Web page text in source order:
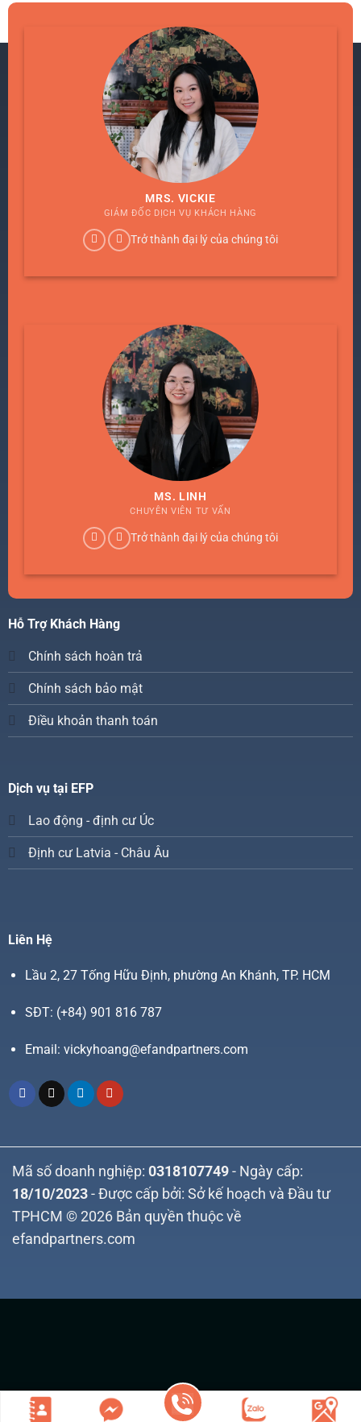
MRS. VICKIE
GIÁM ĐỐC DỊCH VỤ KHÁCH HÀNG
Trở thành đại lý của chúng tôi
MS. LINH
CHUYÊN VIÊN TƯ VẤN
Trở thành đại lý của chúng tôi
Hỗ Trợ Khách Hàng
Chính sách hoàn trả
Chính sách bảo mật
Điều khoản thanh toán
Dịch vụ tại EFP
Lao động - định cư Úc
Định cư Latvia - Châu Âu
Liên Hệ
Lầu 2, 27 Tống Hữu Định, phường An Khánh, TP. HCM
SĐT: (+84) 901 816 787
Email: vickyhoang@efandpartners.com
Mã số doanh nghiệp: 0318107749 - Ngày cấp:
18/10/2023 - Được cấp bởi: Sở kế hoạch và Đầu tư
TPHCM © 2026 Bản quyền thuộc về
efandpartners.com